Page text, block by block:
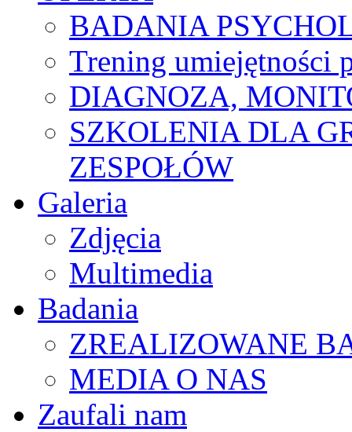
BADANIA
Trening umiejętności
DIAGNOZA,
SZKOLENIA DLA
ZESPOŁÓW
Galeria
Zdjęcia
Multimedia
Badania
ZREALIZOWANE
MEDIA O NAS
Zaufali nam